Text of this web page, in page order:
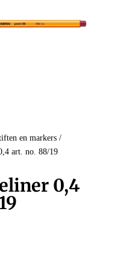
en markers/
art. no. 88/19
0,4